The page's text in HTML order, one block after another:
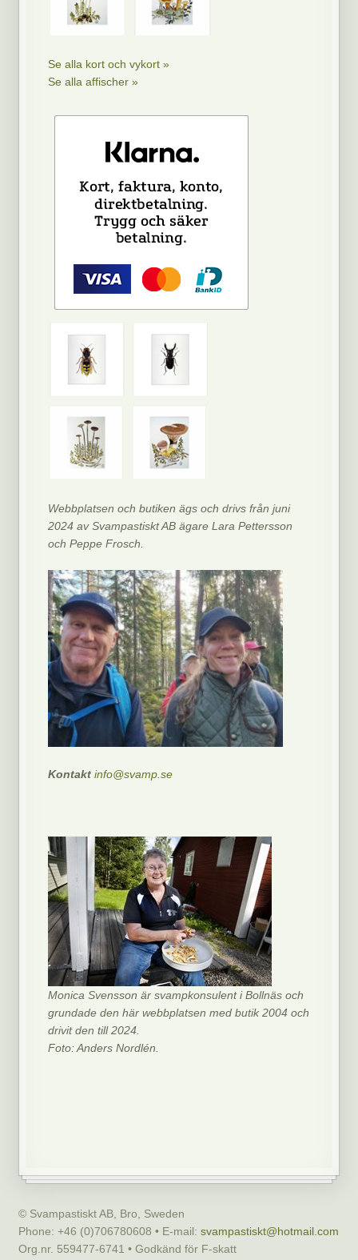
Se alla kort och vykort »
Se alla affischer »
Webbplatsen och butiken ägs och drivs från juni
2024 av Svampastiskt AB ägare Lara Pettersson
och Peppe Frosch.
Kontaktinfo@svamp.se
Monica Svensson är svampkonsulent i Bollnäs och
grundade den här webbplatsen med butik 2004 och
drivit den till 2024.
Foto: Anders Nordlén.
© Svampastiskt AB, Bro, Sweden
Phone: +46 (0)706780608 • E-mail: svampastiskt@hotmail.com
Org.nr. 559477-6741 • Godkänd för F-skatt